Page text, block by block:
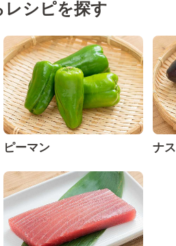
レシピを探す
ピーマン ナス